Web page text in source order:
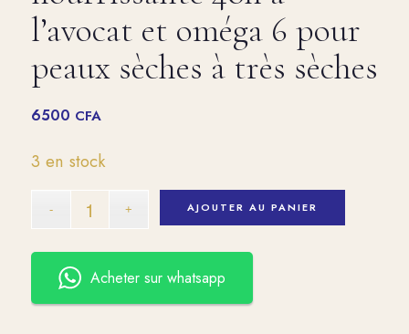
l’avocat et oméga 6 pour
peaux sèches à très sèches
6500 CFA
3 en stock
AJOUTER AU PANIER
Acheter sur whatsapp